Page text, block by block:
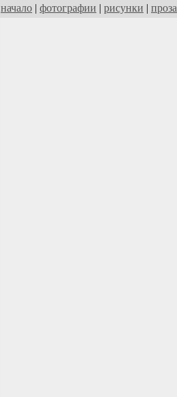
начало | фотографии | рисунки | проза